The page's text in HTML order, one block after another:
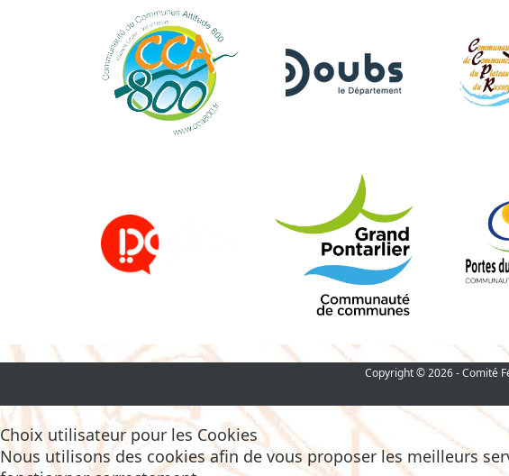
Copyright © 2026 - Comité
Choix utilisateur pour les Cookies
Nous utilisons des cookies afin de vous proposer les meilleurs